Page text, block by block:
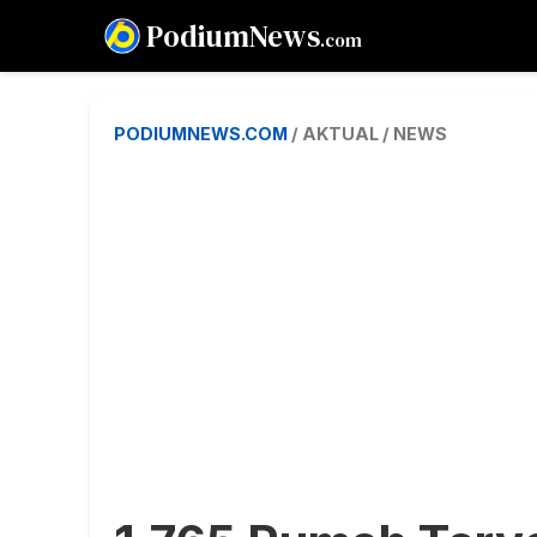
PodiumNews.com
PODIUMNEWS.COM / AKTUAL / NEWS